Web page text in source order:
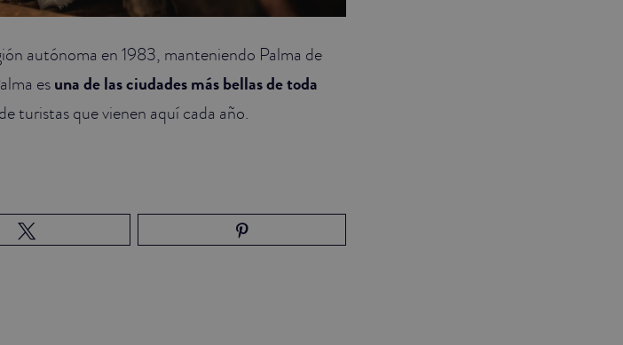
autónoma en 1983, manteniendo Palma de
esuna de las ciudades más bellas de toda
turistas que vienen aquí cada año.